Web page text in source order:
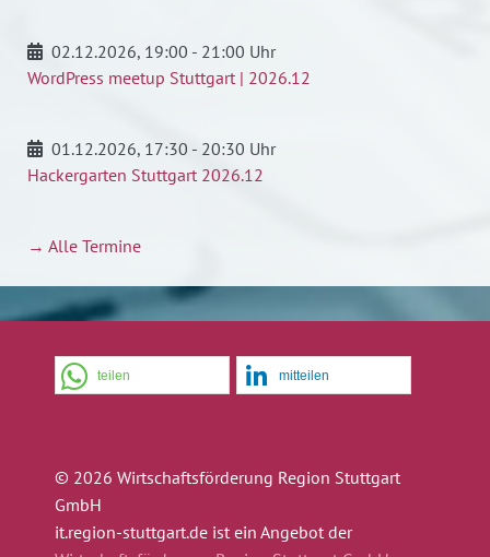
02.12.2026, 19:00 - 21:00 Uhr
WordPress meetup Stuttgart | 2026.12
01.12.2026, 17:30 - 20:30 Uhr
Hackergarten Stuttgart 2026.12
→ Alle Termine
teilen mitteilen
© 2026 Wirtschaftsförderung Region Stuttgart
GmbH
it.region-stuttgart.de ist ein Angebot der